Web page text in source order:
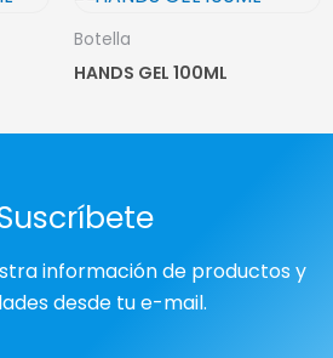
Botella
HANDS GEL 100ML
información de productos y
desde tu e-mail.